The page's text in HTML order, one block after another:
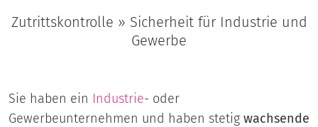
Zutrittskontrolle » Sicherheit für Industrie und
Gewerbe
Sie haben ein Industrie- oder
Gewerbeunternehmen und haben stetig wachsende